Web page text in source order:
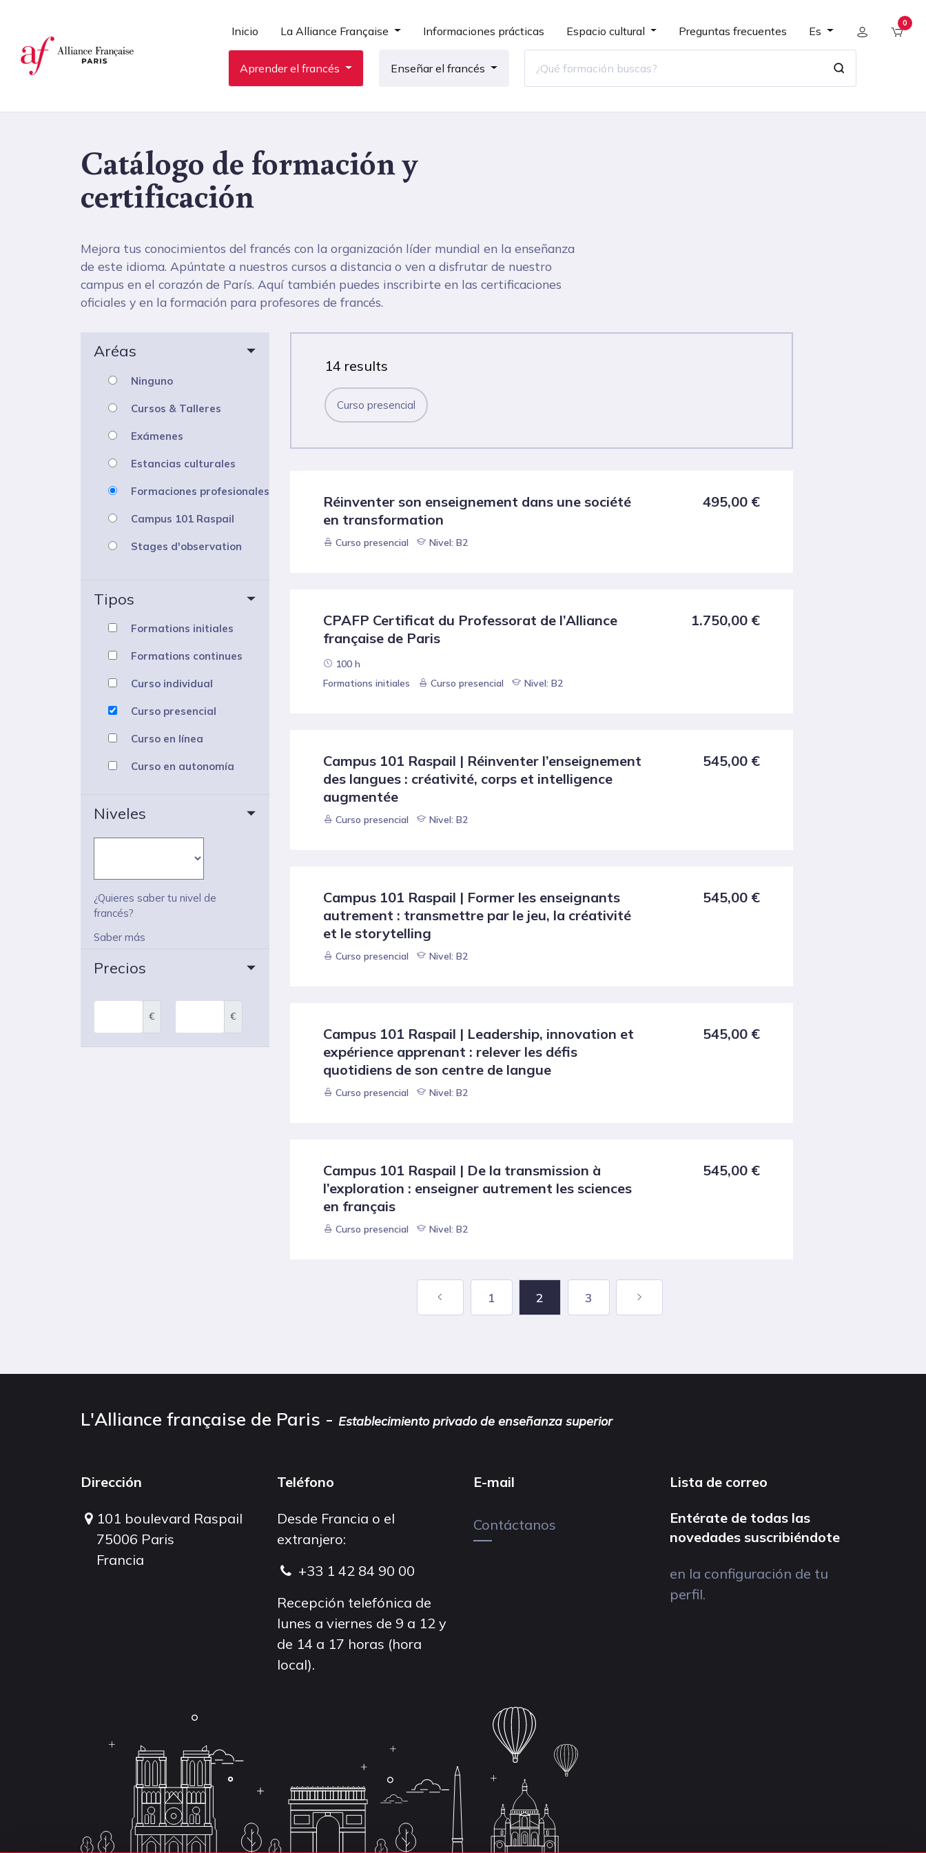
Inicio La Alliance Française Informaciones prácticas Espacio cultural Preguntas frecuentes Es
0
Aprender el francés Enseñar el francés
Catálogo de formación y
certificación
Mejora tus conocimientos del francés con la organización líder mundial en la enseñanza
de este idioma. Apúntate a nuestros cursos a distancia o ven a disfrutar de nuestro
campus en el corazón de París. Aquí también puedes inscribirte en las certificaciones
oficiales y en la formación para profesores de francés.
Aréas
Ninguno
Cursos & Talleres
Exámenes
Estancias culturales
Formaciones profesionales
Campus 101 Raspail
Stages d'observation
Tipos
Formations initiales
Formations continues
Curso individual
Curso presencial
Curso en línea
Curso en autonomía
Niveles
¿Quieres saber tu nivel de
francés?
Saber más
Precios
€ €
14 results
Curso presencial
Réinventer son enseignement dans une société
en transformation
495,00 €
Curso presencial Nivel: B2
CPAFP Certificat du Professorat de l’Alliance
française de Paris
1.750,00 €
100 h
Formations initiales
Curso presencial Nivel: B2
Campus 101 Raspail | Réinventer l’enseignement
des langues : créativité, corps et intelligence
augmentée
545,00 €
Curso presencial Nivel: B2
Campus 101 Raspail | Former les enseignants
autrement : transmettre par le jeu, la créativité
et le storytelling
545,00 €
Curso presencial Nivel: B2
Campus 101 Raspail | Leadership, innovation et
expérience apprenant : relever les défis
quotidiens de son centre de langue
545,00 €
Curso presencial Nivel: B2
Campus 101 Raspail | De la transmission à
l’exploration : enseigner autrement les sciences
en français
545,00 €
Curso presencial Nivel: B2
1 2 3
L'Alliance française de Paris - Establecimiento privado de enseñanza superior
Dirección
101 boulevard Raspail
75006 Paris
Francia
Teléfono
Desde Francia o el
extranjero:
+33 1 42 84 90 00
Recepción telefónica de
lunes a viernes de 9 a 12 y
de 14 a 17 horas (hora
local).
E-mail
Contáctanos
Lista de correo
Entérate de todas las
novedades suscribiéndote
en la configuración de tu
perfil.